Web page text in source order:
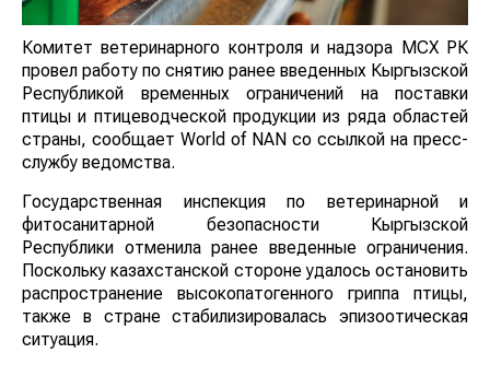
Комитет ветеринарного контроля и надзора МСХ РК
провел работу по снятию ранее введенных Кыргызской
Республикой временных ограничений на поставки
птицы и птицеводческой продукции из ряда областей
страны, сообщает World of NAN со ссылкой на пресс-
службу ведомства.
Государственная инспекция по ветеринарной и
фитосанитарной безопасности Кыргызской
Республики отменила ранее введенные ограничения.
Поскольку казахстанской стороне удалось остановить
распространение высокопатогенного гриппа птицы,
также в стране стабилизировалась эпизоотическая
ситуация.